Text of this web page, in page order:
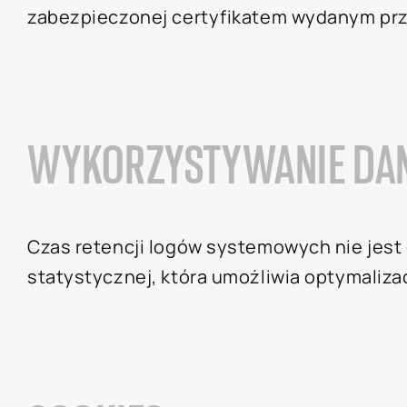
zabezpieczonej certyfikatem wydanym
WYKORZYSTYWANIE
Czas retencji logów systemowych nie jest
statystycznej, która umożliwia